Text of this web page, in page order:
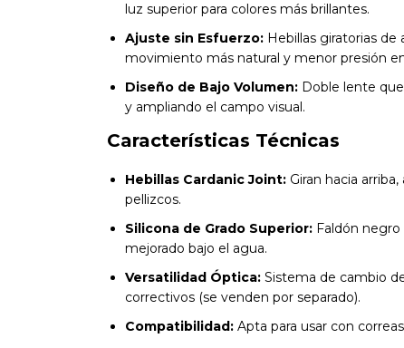
luz superior para colores más brillantes.
Ajuste sin Esfuerzo: Hebillas giratorias
movimiento más natural y menor presión
Diseño de Bajo Volumen: Doble lente
y ampliando el campo visual.
Características Técnicas
Hebillas Cardanic Joint: Giran hacia
pellizcos.
Silicona de Grado Superior: Faldón negro
mejorado bajo el agua.
Versatilidad Óptica: Sistema de cambio
correctivos (se venden por separado).
Compatibilidad: Apta para usar con